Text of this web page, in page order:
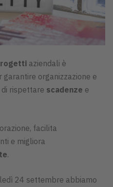
aziendali è
garantire organizzazione e
di rispettare scadenze e
facilita
e migliora
.
24 settembre abbiamo